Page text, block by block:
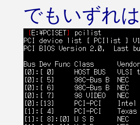
でもいずれ